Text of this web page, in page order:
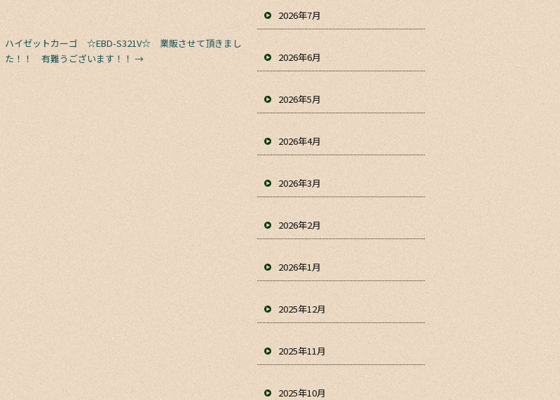
ハイゼットカーゴ ☆EBD-S321V☆ 業販させて頂きまし
た！！ 有難うございます！！ →
2026年7月
2026年6月
2026年5月
2026年4月
2026年3月
2026年2月
2026年1月
2025年12月
2025年11月
2025年10月